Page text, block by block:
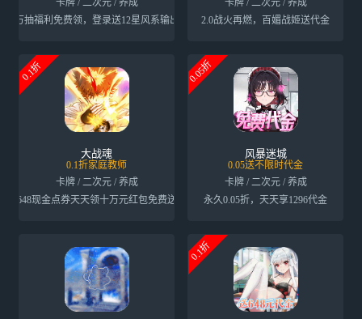
万抽福利免费领，登录送12星风系输出
2.0战火再燃，百媚战姬送代金
0.1折
大战魂
0.1折家庭教师
卡牌 / 二次元 / 养成
648现金点券天天领十万元红包免费送
0.05折
风暴迷城
0.05送不限时代金
卡牌 / 二次元 / 养成
永久0.05折，天天享1296代金
0.1折